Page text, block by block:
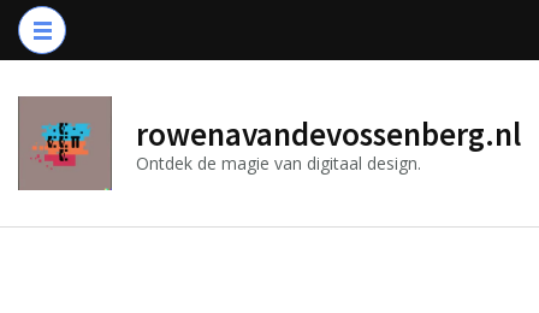
Ga
naar
(druk
Enter)
rowenavandevossenberg.nl
Ontdek de magie van digitaal design.